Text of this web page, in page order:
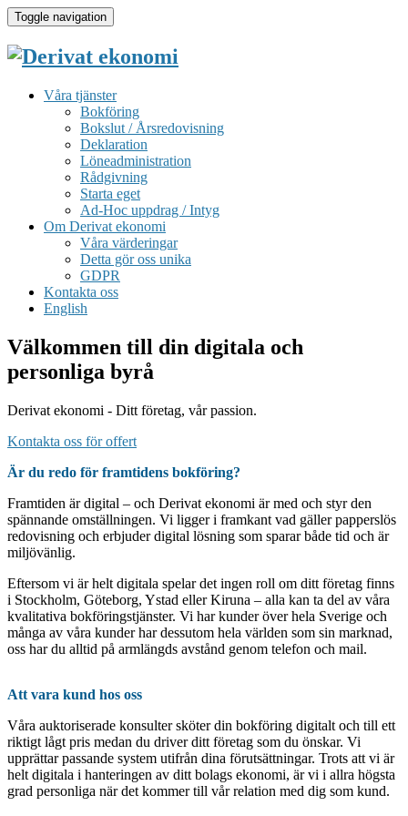
Toggle navigation
Våra tjänster
Bokföring
Bokslut / Årsredovisning
Deklaration
Löneadministration
Rådgivning
Starta eget
Ad-Hoc uppdrag / Intyg
Om Derivat ekonomi
Våra värderingar
Detta gör oss unika
GDPR
Kontakta oss
English
Välkommen till din digitala och
personliga byrå
Derivat ekonomi - Ditt företag, vår passion.
Kontakta oss för offert
Är du redo för framtidens bokföring?
Framtiden är digital – och Derivat ekonomi är med och styr den
spännande omställningen. Vi ligger i framkant vad gäller papperslös
redovisning och erbjuder digital lösning som sparar både tid och är
miljövänlig.
Eftersom vi är helt digitala spelar det ingen roll om ditt företag finns
i Stockholm, Göteborg, Ystad eller Kiruna – alla kan ta del av våra
kvalitativa bokföringstjänster. Vi har kunder över hela Sverige och
många av våra kunder har dessutom hela världen som sin marknad,
oss har du alltid på armlängds avstånd genom telefon och mail.
Att vara kund hos oss
Våra auktoriserade konsulter sköter din bokföring digitalt och till ett
riktigt lågt pris medan du driver ditt företag som du önskar. Vi
upprättar passande system utifrån dina förutsättningar. Trots att vi är
helt digitala i hanteringen av ditt bolags ekonomi, är vi i allra högsta
grad personliga när det kommer till vår relation med dig som kund.